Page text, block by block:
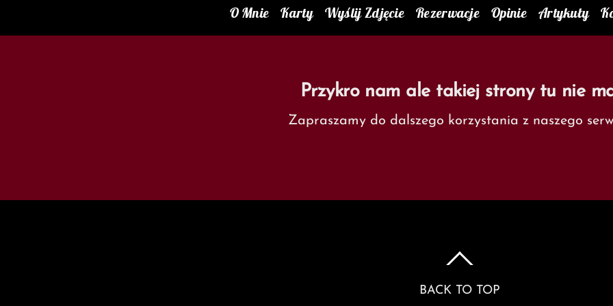
O Mnie Karty Wyślij Zdjęcie Rezerwacje Opinie Artykuły
Przykro nam ale takiej strony tu nie
Zapraszamy do dalszego korzystania z naszego
BACK TO TOP